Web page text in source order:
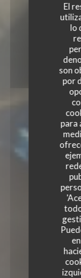
El
lo
son
por
para